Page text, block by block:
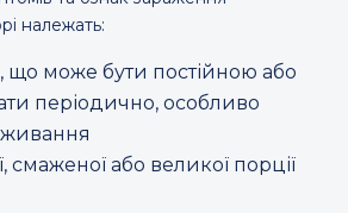
належать:
що може бути постійною або
періодично, особливо
смаженої або великої порції